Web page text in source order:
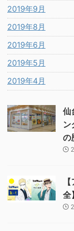
2019年9月
2019年8月
2019年6月
2019年5月
2019年4月
仙
の
全